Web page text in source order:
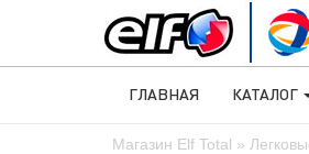
Магазин Elf Total »
ГЛАВНАЯ КАТАЛОГ